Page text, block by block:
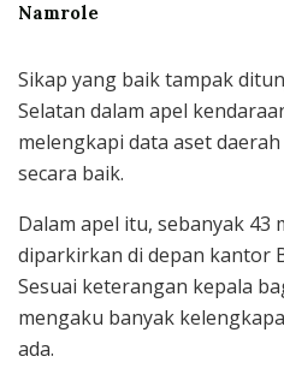
Namrole
Sikap yang baik tampak
Selatan dalam apel
melengkapi data aset
secara baik.
Dalam apel itu, sebanyak 43
diparkirkan di depan kantor
Sesuai keterangan kepala
mengaku banyak
ada.